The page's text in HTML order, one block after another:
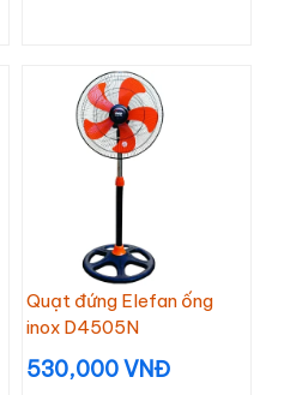
Quạt đứng Elefan ống
inox D4505N
530,000 VNĐ